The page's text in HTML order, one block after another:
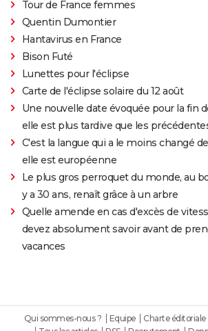
Tour de France femmes
Quentin Dumontier
Hantavirus en France
Bison Futé
Lunettes pour l'éclipse
Carte de l'éclipse solaire du 12 août
Une nouvelle date évoquée pour la fin
elle est plus tardive que les
C'est la langue qui a le moins changé
elle est européenne
Le plus gros perroquet du monde, au
y a 30 ans, renaît grâce à un arbre
Quelle amende en cas d'excès de
devez absolument savoir avant de
vacances
Qui sommes-nous ? Equipe Charte éditoriale